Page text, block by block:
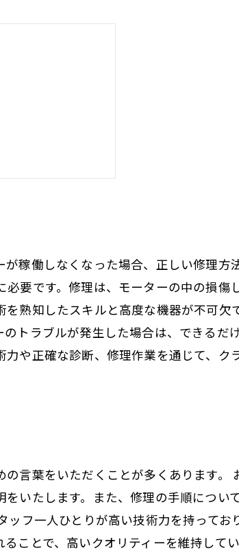
稼働しなくなった場合、正しい修理方
要です。修理は、モーターの中の損傷
熟知したスキルと高度な機器が不可欠
トラブルが発生した場合は、できるだ
や正確な診断、修理作業を通じて、ク
言葉をいただくことが多くあります。
いたします。また、修理の手順につい
フ一人ひとりが高い技術力を持ってお
ことで、高いクオリティーを維持してい